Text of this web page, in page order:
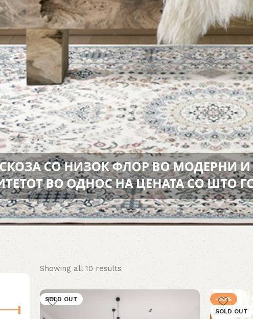
Showing all 10 results
SOLD OUT
-30%
SOLD OUT